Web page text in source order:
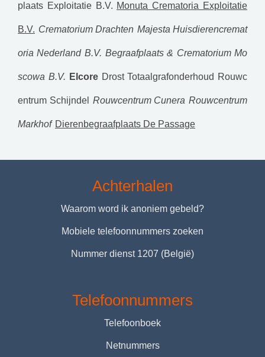
plaats Exploitatie B.V. Monuta Crematoria Exploitatie
B.V. Crematorium Drachten Majesta Huisdierencremat
oria Nederland B.V. Begraafplaats & Crematorium Mo
scowa B.V. Elcore Drost Totaalgrafonderhoud Rouwc
entrum Schijndel Rouwcentrum Cunera Rouwcentrum
Markhof Dierenbegraafplaats De Passage
Achterhalen
Waarom word ik anoniem gebeld?
Mobiele telefoonnummers zoeken
Nummer dienst 1207 (België)
Telefoonnummers
Telefoonboek
Netnummers